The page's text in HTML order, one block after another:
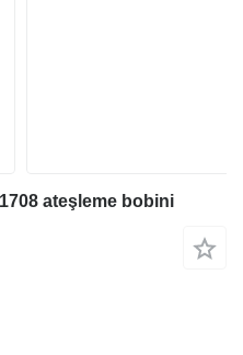
ateşleme bobini